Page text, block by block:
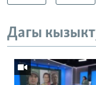
Дагы